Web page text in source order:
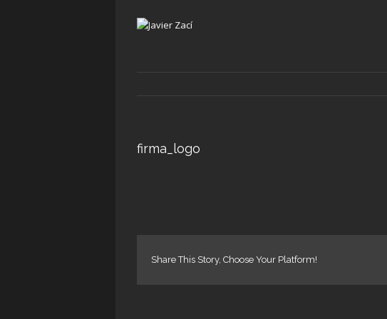
firma_logo
Share This Story, Choose Your Platform!